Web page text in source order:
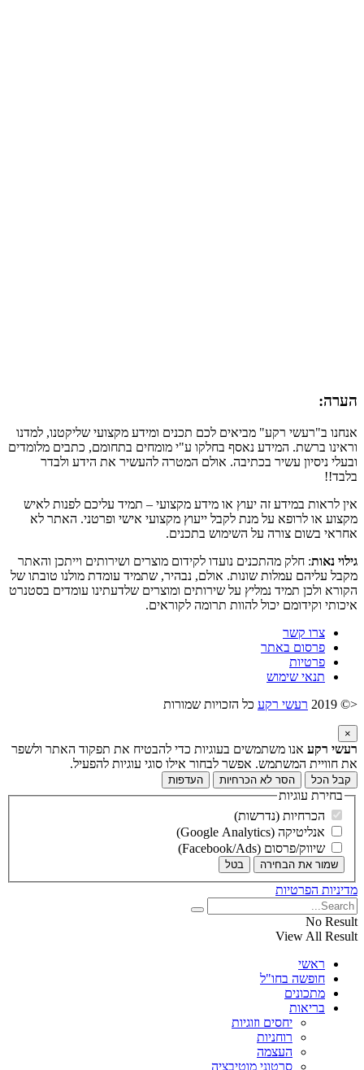
הערה:
אנחנו ב"רעשי רקע" מביאים לכם תכנים ומידע מקצועי שליקטנו, למדנו
וראינו ברשת. המידע נאסף בחלקו ע"י מומחים בתחומם, כתבים מלומדים
ובעלי ניסיון עשיר בכתיבה. אולם המטרה להעשיר את הידע ולבדר
בלבד!!
אין לראות במידע זה יעוץ או מידע מקצועי – תמיד עליכם לפנות לאיש
מקצוע או לרופא על מנת לקבל ייעוץ מקצועי אישי ופרטני. האתר לא
אחראי בשום צורה על השימוש בתכנים.
גילוי נאות: חלק מהתכנים נועדו לקידום מוצרים ושירותים וייתכן והאתר
מקבל עליהם עמלות שונות. אולם, נבהיר, שתמיד עומדת מולנו טובתו של
הקורא ולכן תמיד נמליץ על שירותים ומוצרים שלדעתינו עומדים בסטנרט
איכותי וקידומם יכול להוות תרומה לקוראים.
צרו קשר
פרסום באתר
פרטיות
תנאי שימוש
<© 2019
רעשי רקע כל הזכויות שמורות
×
רעשי רקע אנו משתמשים בעוגיות כדי להבטיח את תפקוד האתר ולשפר
את חוויית המשתמש. אפשר לבחור אילו סוגי עוגיות להפעיל.
קבל הכל הסר לא הכרחיות העדפות
בחירת עוגיות
הכרחיות (נדרשות)
אנליטיקה (Google Analytics)
שיווק/פרסום (Facebook/Ads)
שמור את הבחירה בטל
מדיניות הפרטיות
No Result
View All Result
ראשי
חופשה בחו"ל
מתכונים
בריאות
יחסים וזוגיות
רוחניות
העצמה
סרטוני מוטיבציה